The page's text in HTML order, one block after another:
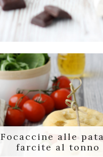
Focaccine alle
farcite al tonno